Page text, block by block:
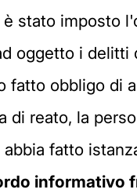
stato imposto
oggetto i
fatto obbligo di
reato, la
fatto
informativo